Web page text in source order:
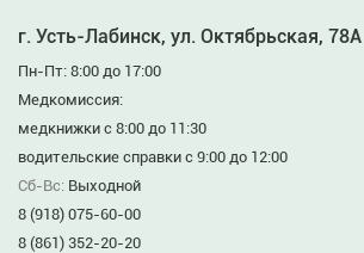
г. Усть-Лабинск, ул. Октябрьская, 78А
Пн-Пт: 8:00 до 17:00
Медкомиссия:
медкнижки с 8:00 до 11:30
водительские справки с 9:00 до 12:00
Сб-Вс: Выходной
8 (918) 075-60-00
8 (861) 352-20-20